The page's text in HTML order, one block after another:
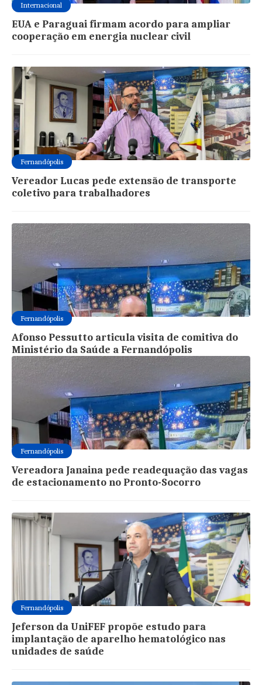
Internacional
EUA e Paraguai firmam acordo para ampliar
cooperação em energia nuclear civil
Fernandópolis
Vereador Lucas pede extensão de transporte
coletivo para trabalhadores
Fernandópolis
Afonso Pessutto articula visita de comitiva do
Ministério da Saúde a Fernandópolis
Fernandópolis
Vereadora Janaina pede readequação das vagas
de estacionamento no Pronto-Socorro
Fernandópolis
Jeferson da UniFEF propõe estudo para
implantação de aparelho hematológico nas
unidades de saúde